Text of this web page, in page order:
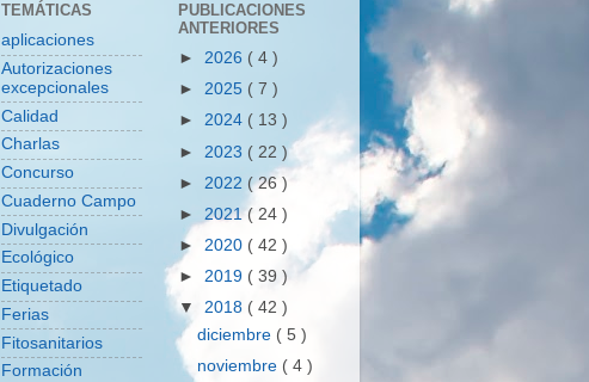
TEMÁTICAS
aplicaciones
Autorizaciones
excepcionales
Calidad
Charlas
Concurso
Cuaderno Campo
Divulgación
Ecológico
Etiquetado
Ferias
Fitosanitarios
Formación
PUBLICACIONES
ANTERIORES
► 2026 ( 4 )
► 2025 ( 7 )
► 2024 ( 13 )
► 2023 ( 22 )
► 2022 ( 26 )
► 2021( 24 )
► 2020 ( 42 )
► 2019 ( 39 )
▼ 2018 ( 42 )
diciembre ( 5 )
noviembre ( 4 )